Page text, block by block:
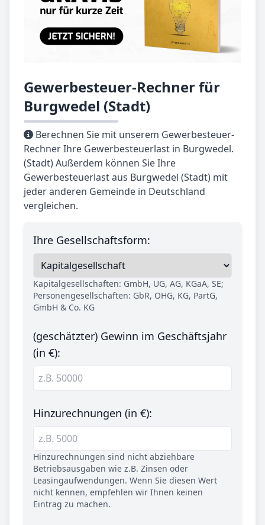
Gewerbesteuer-Rechner für
Burgwedel (Stadt)
Berechnen Sie mit unserem Gewerbesteuer-
Rechner Ihre Gewerbesteuerlast in Burgwedel.
(Stadt) Außerdem können Sie Ihre
Gewerbesteuerlast aus Burgwedel (Stadt) mit
jeder anderen Gemeinde in Deutschland
vergleichen.
Ihre Gesellschaftsform:
Kapitalgesellschaften: GmbH, UG, AG, KGaA, SE;
Personengesellschaften: GbR, OHG, KG, PartG,
GmbH & Co. KG
(geschätzter) Gewinn im Geschäftsjahr
(in €):
Hinzurechnungen (in €):
Hinzurechnungen sind nicht abziehbare
Betriebsausgaben wie z.B. Zinsen oder
Leasingaufwendungen. Wenn Sie diesen Wert
nicht kennen, empfehlen wir Ihnen keinen
Eintrag zu machen.